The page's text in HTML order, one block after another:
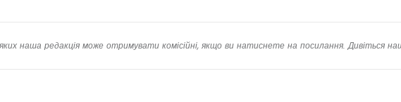
наша редакція може отримувати комісійні, якщо ви натиснете на посилання. Дивіться